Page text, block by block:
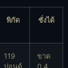
พิกัด ชั่งได้
119
ปอนด์
ขาด
0.4